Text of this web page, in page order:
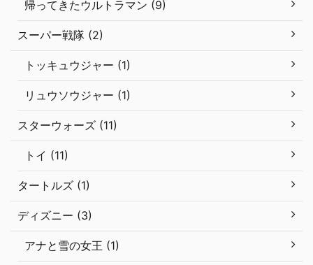
帰ってきたウルトラマン (9)
スーパー戦隊 (2)
トッキュウジャー (1)
リュウソウジャー (1)
スターウォーズ (11)
トイ (11)
タートルズ (1)
ディズニー (3)
アナと雪の女王 (1)